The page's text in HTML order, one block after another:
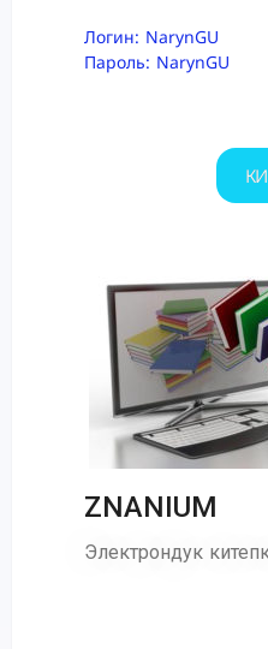
Логин: NarynGU
Пароль: NarynGU
ZNANIUM
Электрондук